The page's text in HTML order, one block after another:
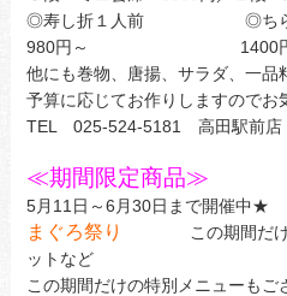
◎寿し折１人前 ◎ちら
980円～ 1400円
他にも巻物、唐揚、サラダ、一
予算に応じてお作りしますのでお
TEL 025-524-5181 高田駅前店
≪期間限定商品≫
5月11日～6月30日まで開催中★
まぐろ祭り
この期間だけま
ットなど
この期間だけの特別メニューもご